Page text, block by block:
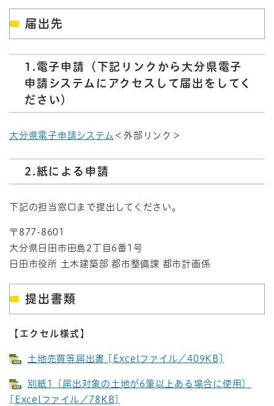
届出先
1.電子申請（下記リンクから大分県電子
申請システムにアクセスして届出をしてく
ださい）
大分県電子申請システム ＜外部リンク＞
2.紙による申請
下記の担当窓口まで提出してください。
〒877-8601
大分県日田市田島2丁目6番1号
日田市役所 土木建築部 都市整備課 都市計画係
提出書類
【エクセル様式】
土地売買等届出書 [Excelファイル／409KB]
別紙1〔届出対象の土地が6筆以上ある場合に使用〕
[Excelファイル／78KB]